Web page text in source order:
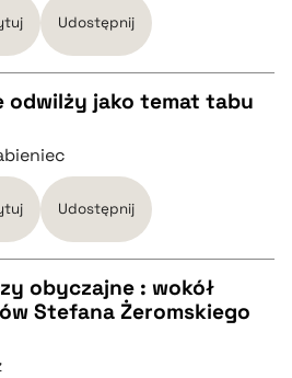
Udostępnij
odwilży jako temat tabu
Udostępnij
obyczajne : wokół
Stefana Żeromskiego